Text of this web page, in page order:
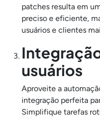
patches resulta em
preciso e eficiente,
usuários e clientes
usuários
Aproveite a
integração perfeita
Simplifique tarefas